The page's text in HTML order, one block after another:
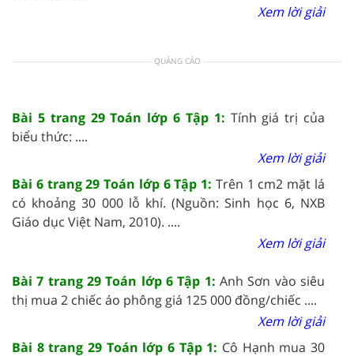
Xem lời giải
QUẢNG CÁO
Bài 5 trang 29 Toán lớp 6 Tập 1: Tính giá trị của
biểu thức: ....
Xem lời giải
Bài 6 trang 29 Toán lớp 6 Tập 1: Trên 1 cm2 mặt lá
có khoảng 30 000 lỗ khí. (Nguồn: Sinh học 6, NXB
Giáo dục Việt Nam, 2010). ....
Xem lời giải
Bài 7 trang 29 Toán lớp 6 Tập 1: Anh Sơn vào siêu
thị mua 2 chiếc áo phông giá 125 000 đồng/chiếc ....
Xem lời giải
Bài 8 trang 29 Toán lớp 6 Tập 1: Cô Hạnh mua 30